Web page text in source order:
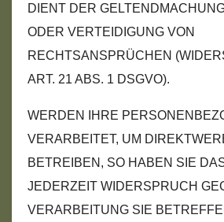
DIENT DER
ODER VERTEIDIGUNG VON
RECHTSANSPRÜCHEN
ART. 21 ABS. 1 DSGVO).
WERDEN IHRE
VERARBEITET, UM
BETREIBEN, SO HABEN SIE
JEDERZEIT WIDERSPRUCH
VERARBEITUNG SIE